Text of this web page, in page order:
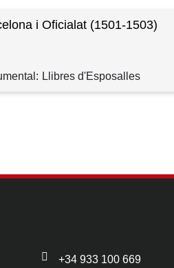
i Oficialat (1501-1503)
Llibres d'Esposalles
+34 933 100 669